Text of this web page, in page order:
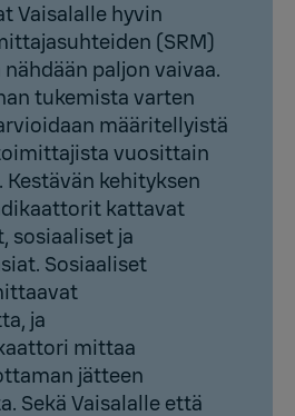
Vaisalalle hyvin
(SRM)
paljon vaivaa.
tukemista varten
määritellyistä
vuosittain
kehityksen
kattavat
sosiaaliset ja
Sosiaaliset
ja
mittaa
jätteen
Sekä Vaisalalle että